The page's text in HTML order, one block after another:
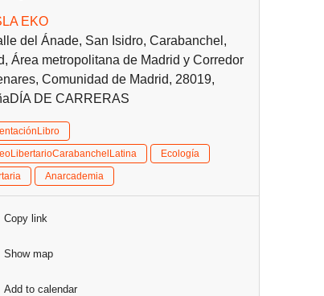
EKO
del Ánade, San Isidro, Carabanchel,
Área metropolitana de Madrid y Corredor
Comunidad de Madrid, 28019,
DE CARRERAS
Ecología
Anarcademia
Copy link
Show map
Add to calendar